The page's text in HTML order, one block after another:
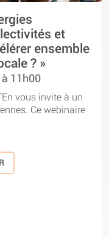
et
ensemble
? »
11h00
vous invite à un
Ce webinaire